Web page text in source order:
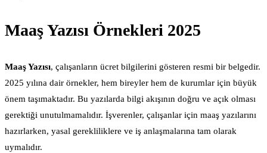
Maaş Yazısı Örnekleri 2025
Maaş Yazısı, çalışanların ücret bilgilerini gösteren resmi bir belgedir.
2025 yılına dair örnekler, hem bireyler hem de kurumlar için büyük
önem taşımaktadır. Bu yazılarda bilgi akışının doğru ve açık olması
gerektiği unutulmamalıdır. İşverenler, çalışanlar için maaş yazılarını
hazırlarken, yasal gerekliliklere ve iş anlaşmalarına tam olarak
uymalıdır.